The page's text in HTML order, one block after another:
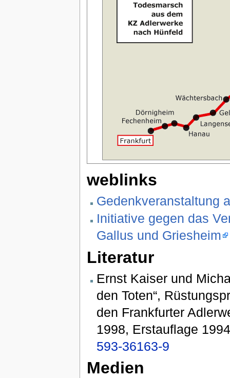
weblinks
Gedenkveranstaltung
Initiative gegen das
Gallus und Griesheim
Literatur
Ernst Kaiser und
den Toten“,
den Frankfurter
1998, Erstauflage
593-36163-9
Medien